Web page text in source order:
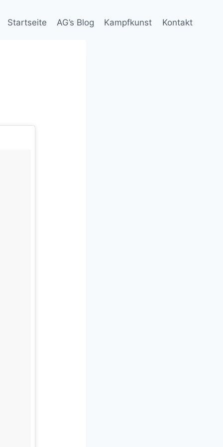
Startseite AG’s Blog Kampfkunst Kontakt